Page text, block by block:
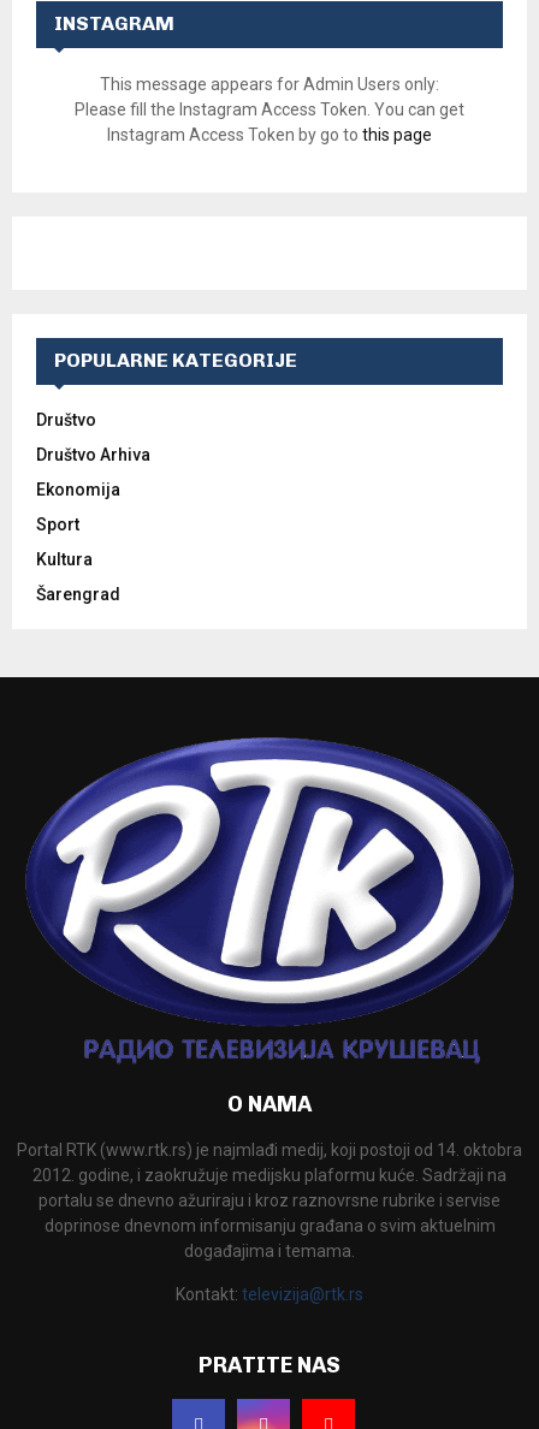
INSTAGRAM
This message appears for Admin Users only:
Please fill the Instagram Access Token. You can get
Instagram Access Token by go to this page
POPULARNE KATEGORIJE
Društvo
Društvo Arhiva
Ekonomija
Sport
Kultura
Šarengrad
O NAMA
Portal RTK (www.rtk.rs) je najmlađi medij, koji postoji od 14. oktobra
2012. godine, i zaokružuje medijsku plaformu kuće. Sadržaji na
portalu se dnevno ažuriraju i kroz raznovrsne rubrike i servise
doprinose dnevnom informisanju građana o svim aktuelnim
događajima i temama.
Kontakt: televizija@rtk.rs
PRATITE NAS